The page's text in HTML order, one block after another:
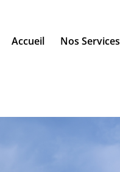
Accueil Nos Services